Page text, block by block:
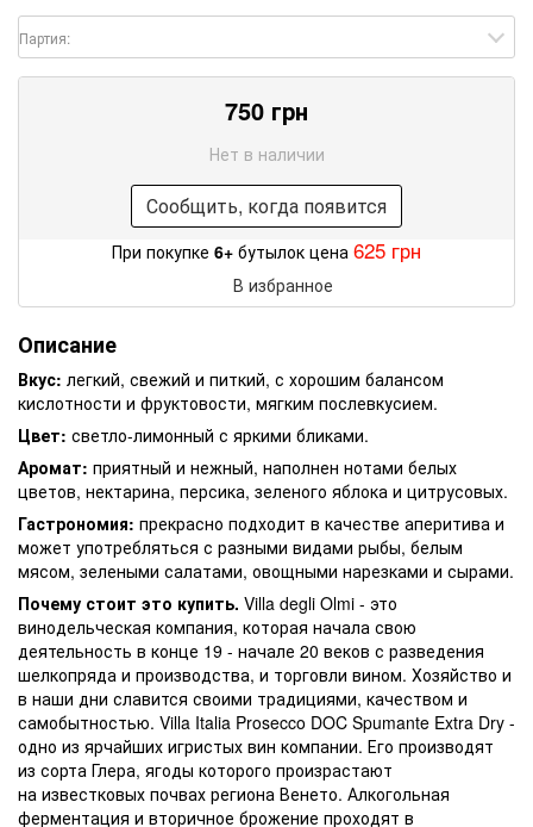
Партия:
750 грн
Нет в наличии
Сообщить, когда появится
При покупке 6+ бутылок цена 625 грн
В избранное
Описание
Вкус: легкий, свежий и питкий, с хорошим балансом
кислотности и фруктовости, мягким послевкусием.
Цвет: светло-лимонный с яркими бликами.
Аромат: приятный и нежный, наполнен нотами белых
цветов, нектарина, персика, зеленого яблока и цитрусовых.
Гастрономия: прекрасно подходит в качестве аперитива и
может употребляться с разными видами рыбы, белым
мясом, зелеными салатами, овощными нарезками и сырами.
Почему стоит это купить. Villa degli Olmi - это
винодельческая компания, которая начала свою
деятельность в конце 19 - начале 20 веков с разведения
шелкопряда и производства, и торговли вином. Хозяйство и
в наши дни славится своими традициями, качеством и
самобытностью. Villa Italia Prosecco DOC Spumante Extra Dry -
одно из ярчайших игристых вин компании. Его производят
из сорта Глера, ягоды которого произрастают
на известковых почвах региона Венето. Алкогольная
ферментация и вторичное брожение проходят в